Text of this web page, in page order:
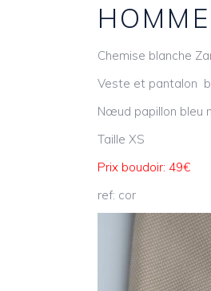
Chemise blanche
Veste et pantalon
Nœud papillon bleu
Taille XS
Prix boudoir: 49€
ref: cor